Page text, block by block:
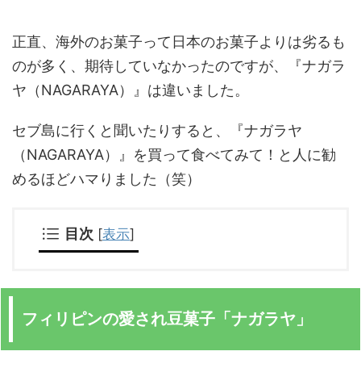
正直、海外のお菓子って日本のお菓子よりは劣るも
のが多く、期待していなかったのですが、『ナガラ
ヤ（NAGARAYA）』は違いました。
セブ島に行くと聞いたりすると、『ナガラヤ
（NAGARAYA）』を買って食べてみて！と人に勧
めるほどハマりました（笑）
目次 [表示]
フィリピンの愛され豆菓子「ナガラヤ」